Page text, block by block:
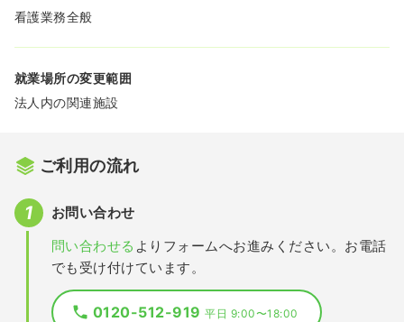
看護業務全般
就業場所の変更範囲
法人内の関連施設
ご利用の流れ
お問い合わせ
問い合わせる よりフォームへお進みください。お電話
でも受け付けています。
0120-512-919平日 9:00〜18:00